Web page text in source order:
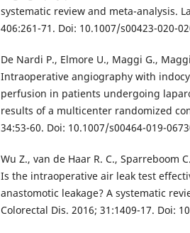
systematic review and meta-analysis.
406:261-71. Doi: 10.1007/s00423-020-
De Nardi P., Elmore U., Maggi G.,
Intraoperative angiography with
perfusion in patients undergoing
results of a multicenter randomized
34:53-60. Doi: 10.1007/s00464-019-
Wu Z., van de Haar R. C., Sparreboom
Is the intraoperative air leak test
anastomotic leakage? A systematic
Colorectal Dis. 2016; 31:1409-17. Doi: